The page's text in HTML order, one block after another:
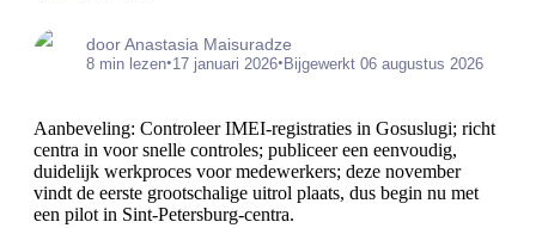
door Anastasia Maisuradze
8 min lezen•17 januari 2026•Bijgewerkt 06 augustus 2026
Aanbeveling: Controleer IMEI-registraties in Gosuslugi; richt
centra in voor snelle controles; publiceer een eenvoudig,
duidelijk werkproces voor medewerkers; deze november
vindt de eerste grootschalige uitrol plaats, dus begin nu met
een pilot in Sint-Petersburg-centra.